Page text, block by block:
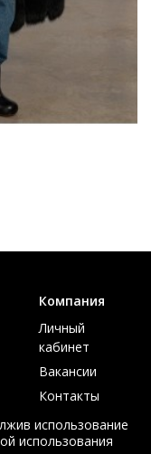
Компания
Личный
кабинет
Вакансии
Контакты
использование
использования